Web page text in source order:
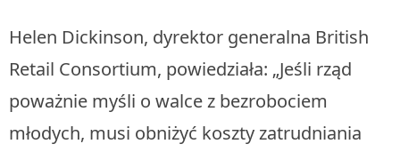
Helen Dickinson, dyrektor generalna British
Retail Consortium, powiedziała: „Jeśli rząd
poważnie myśli o walce z bezrobociem
młodych, musi obniżyć koszty zatrudniania